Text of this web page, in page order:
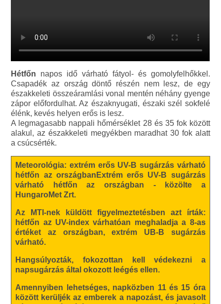
Hétfőn napos idő várható fátyol- és gomolyfelhőkkel.
Csapadék az ország döntő részén nem lesz, de egy
északkeleti összeáramlási vonal mentén néhány gyenge
zápor előfordulhat. Az északnyugati, északi szél sokfelé
élénk, kevés helyen erős is lesz.
A legmagasabb nappali hőmérséklet 28 és 35 fok között
alakul, az északkeleti megyékben maradhat 30 fok alatt
a csúcsérték.
Meteorológia: extrém erős UV-B sugárzás várható
hétfőn az országbanExtrém erős UV-B sugárzás
várható hétfőn az országban - közölte a
HungaroMet Zrt.
Az MTI-nek küldött figyelmeztetésben azt írták:
hétfőn az UV-index várhatóan meghaladja a 8-as
értéket az országban, extrém UB-B sugárzás
várható.
Hangsúlyozták, fokozottan kell védekezni a
napsugárzás által okozott leégés ellen.
Amennyiben lehetséges, napközben 11 és 15 óra
között kerüljék az emberek a napozást, és javasolt